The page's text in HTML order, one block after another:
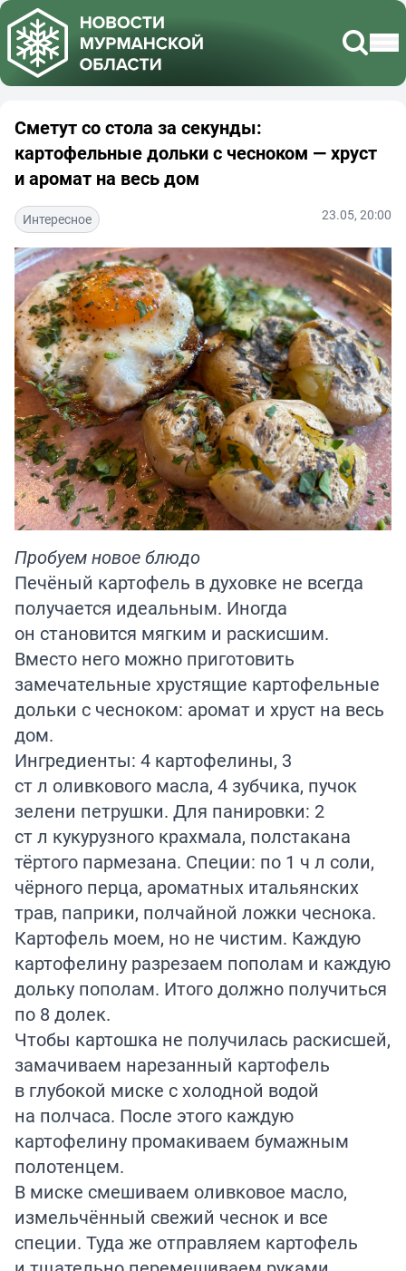
Сметут со стола за секунды:
картофельные дольки с чесноком — хруст
и аромат на весь дом
Интересное 23.05, 20:00
Пробуем новое блюдо
Печёный картофель в духовке не всегда
получается идеальным. Иногда
он становится мягким и раскисшим.
Вместо него можно приготовить
замечательные хрустящие картофельные
дольки с чесноком: аромат и хруст на весь
дом.
Ингредиенты: 4 картофелины, 3
ст л оливкового масла, 4 зубчика, пучок
зелени петрушки. Для панировки: 2
ст л кукурузного крахмала, полстакана
тёртого пармезана. Специи: по 1 ч л соли,
чёрного перца, ароматных итальянских
трав, паприки, полчайной ложки чеснока.
Картофель моем, но не чистим. Каждую
картофелину разрезаем пополам и каждую
дольку пополам. Итого должно получиться
по 8 долек.
Чтобы картошка не получилась раскисшей,
замачиваем нарезанный картофель
в глубокой миске с холодной водой
на полчаса. После этого каждую
картофелину промакиваем бумажным
полотенцем.
В миске смешиваем оливковое масло,
измельчённый свежий чеснок и все
специи. Туда же отправляем картофель